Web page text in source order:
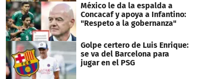
México le da la espalda a
Concacaf y apoya a Infantino:
"Respeto a la gobernanza"
Golpe certero de Luis Enrique:
se va del Barcelona para
jugar en el PSG